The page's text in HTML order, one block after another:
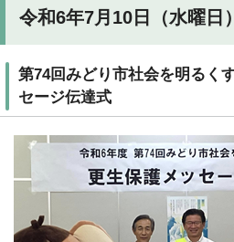
令和6年7月10日（水曜日）
第74回みどり市社会を明るく
セージ伝達式